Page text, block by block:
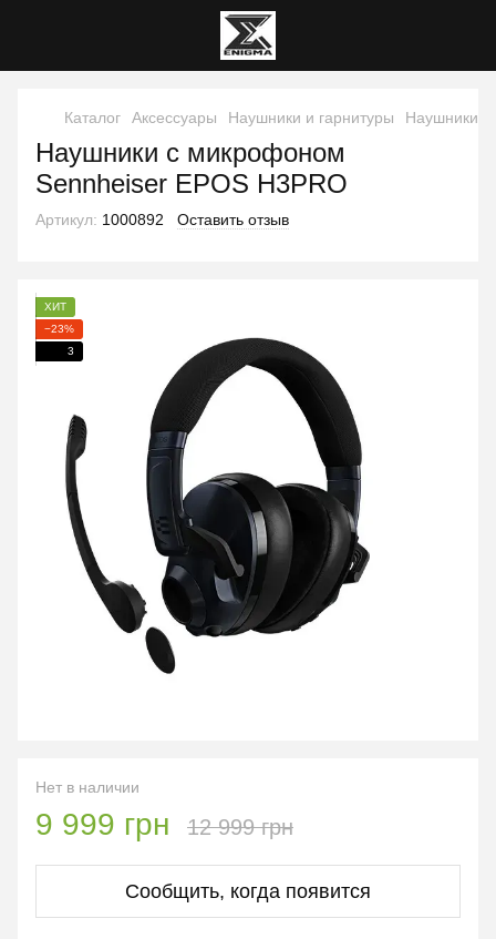
Каталог Аксессуары Наушники и гарнитуры Наушники и
Наушники с микрофоном
Sennheiser EPOS H3PRO
Артикул: 1000892 Оставить отзыв
ХИТ
−23%
3
Нет в наличии
9 999 грн 12 999 грн
Сообщить, когда появится